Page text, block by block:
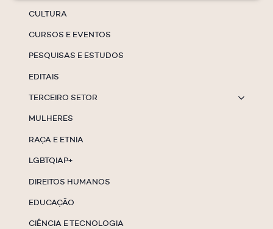
CULTURA
CURSOS E EVENTOS
PESQUISAS E ESTUDOS
EDITAIS
TERCEIRO SETOR
MULHERES
RAÇA E ETNIA
LGBTQIAP+
DIREITOS HUMANOS
EDUCAÇÃO
CIÊNCIA E TECNOLOGIA